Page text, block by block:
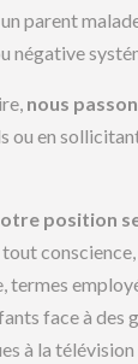
parent
négative
nous
ou en
position
tout
termes
face à des
à la